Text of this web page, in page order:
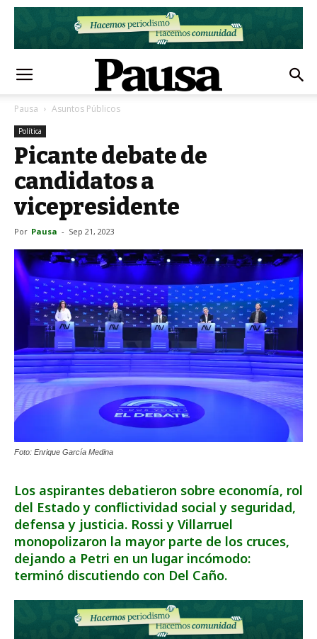
Pausa Asuntos Públicos
Política
Picante debate de
candidatos a
vicepresidente
Por Pausa - Sep 21, 2023
Foto: Enrique García Medina
Los aspirantes debatieron sobre economía, rol
del Estado y conflictividad social y seguridad,
defensa y justicia. Rossi y Villarruel
monopolizaron la mayor parte de los cruces,
dejando a Petri en un lugar incómodo:
terminó discutiendo con Del Caño.